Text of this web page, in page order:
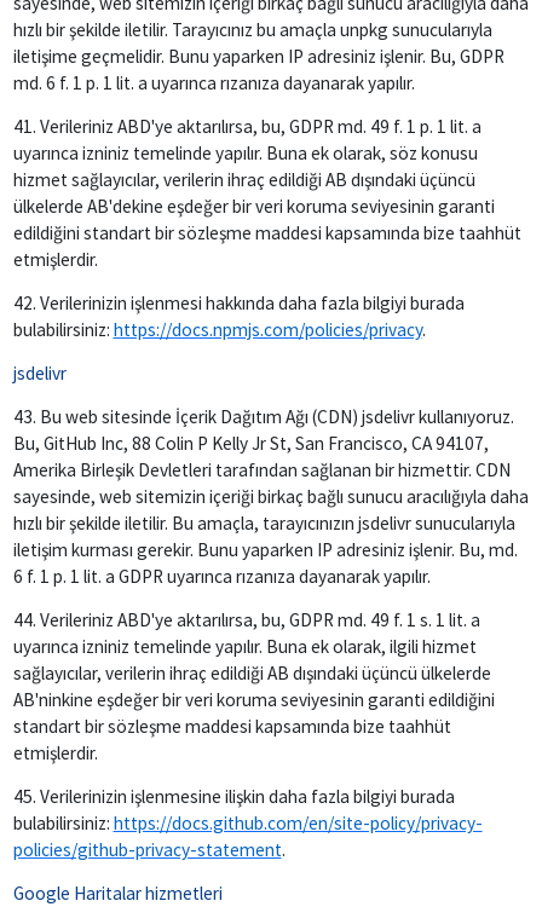
hızlı bir şekilde iletilir. Tarayıcınız bu amaçla unpkg sunucularıyla
iletişime geçmelidir. Bunu yaparken IP adresiniz işlenir. Bu, GDPR
md. 6 f. 1 p. 1 lit. a uyarınca rızanıza dayanarak yapılır.
41. Verileriniz ABD'ye aktarılırsa, bu, GDPR md. 49 f. 1 p. 1 lit. a
uyarınca izniniz temelinde yapılır. Buna ek olarak, söz konusu
hizmet sağlayıcılar, verilerin ihraç edildiği AB dışındaki üçüncü
ülkelerde AB'dekine eşdeğer bir veri koruma seviyesinin garanti
edildiğini standart bir sözleşme maddesi kapsamında bize taahhüt
etmişlerdir.
42. Verilerinizin işlenmesi hakkında daha fazla bilgiyi burada
bulabilirsiniz: https://docs.npmjs.com/policies/privacy.
jsdelivr
43. Bu web sitesinde İçerik Dağıtım Ağı (CDN) jsdelivr kullanıyoruz.
Bu, GitHub Inc, 88 Colin P Kelly Jr St, San Francisco, CA 94107,
Amerika Birleşik Devletleri tarafından sağlanan bir hizmettir. CDN
sayesinde, web sitemizin içeriği birkaç bağlı sunucu aracılığıyla daha
hızlı bir şekilde iletilir. Bu amaçla, tarayıcınızın jsdelivr sunucularıyla
iletişim kurması gerekir. Bunu yaparken IP adresiniz işlenir. Bu, md.
6 f. 1 p. 1 lit. a GDPR uyarınca rızanıza dayanarak yapılır.
44. Verileriniz ABD'ye aktarılırsa, bu, GDPR md. 49 f. 1 s. 1 lit. a
uyarınca izniniz temelinde yapılır. Buna ek olarak, ilgili hizmet
sağlayıcılar, verilerin ihraç edildiği AB dışındaki üçüncü ülkelerde
AB'ninkine eşdeğer bir veri koruma seviyesinin garanti edildiğini
standart bir sözleşme maddesi kapsamında bize taahhüt
etmişlerdir.
45. Verilerinizin işlenmesine ilişkin daha fazla bilgiyi burada
bulabilirsiniz: https://docs.github.com/en/site-policy/privacy-
policies/github-privacy-statement.
Google Haritalar hizmetleri